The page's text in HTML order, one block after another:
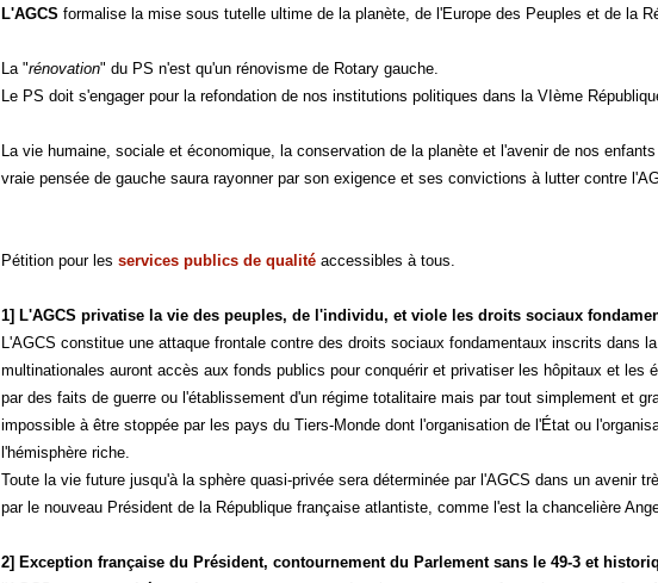
L'AGCS formalise la mise sous tutelle ultime de la planète, de l'Europe des Peuples et de la
La "rénovation" du PS n'est qu'un rénovisme de Rotary gauche.
Le PS doit s'engager pour la refondation de nos institutions politiques dans la VIème
La vie humaine, sociale et économique, la conservation de la planète et l'avenir de nos
vraie pensée de gauche saura rayonner par son exigence et ses convictions à lutter contre
Pétition pour les services publics de qualité accessibles à tous.
1] L'AGCS privatise la vie des peuples, de l'individu, et viole les droits sociaux
L'AGCS constitue une attaque frontale contre des droits sociaux fondamentaux inscrits dans
multinationales auront accès aux fonds publics pour conquérir et privatiser les hôpitaux et
par des faits de guerre ou l'établissement d'un régime totalitaire mais par tout simplement et
impossible à être stoppée par les pays du Tiers-Monde dont l'organisation de l'État ou
l'hémisphère riche.
Toute la vie future jusqu'à la sphère quasi-privée sera déterminée par l'AGCS dans un avenir
par le nouveau Président de la République française atlantiste, comme l'est la chancelière
2] Exception française du Président, contournement du Parlement sans le 49-3 et